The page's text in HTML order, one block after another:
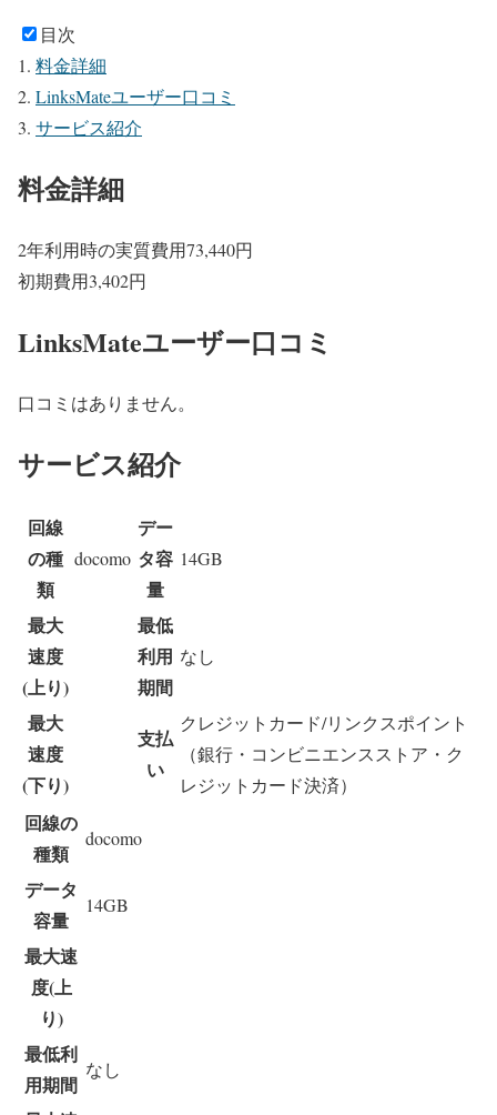
目次
料金詳細
LinksMateユーザー口コミ
サービス紹介
料金詳細
2年利用時の実質費用73,440円
初期費用3,402円
LinksMateユーザー口コミ
口コミはありません。
サービス紹介
回線
の種
類
docomo
デー
タ容
量
14GB
最大
速度
(上り)
最低
利用
期間
なし
最大
速度
(下り)
支払
い
クレジットカード/リンクスポイント
（銀行・コンビニエンスストア・ク
レジットカード決済）
回線の
種類
docomo
データ
容量
14GB
最大速
度(上
り)
最低利
用期間
なし